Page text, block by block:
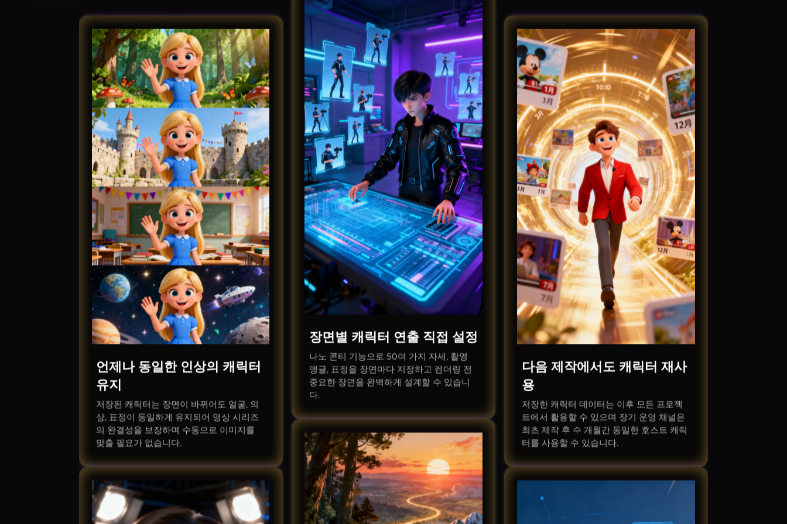
언제나 동일한 인상의 캐릭터
유지
저장된 캐릭터는 장면이 바뀌어도 얼굴, 의
상, 표정이 동일하게 유지되어 영상 시리즈
의 완결성을 보장하며 수동으로 이미지를
맞출 필요가 없습니다.
장면별 캐릭터 연출 직접 설정
나노 콘티 기능으로 50여 가지 자세, 촬영
앵글, 표정을 장면마다 지정하고 렌더링 전
중요한 장면을 완벽하게 설계할 수 있습니
다.
다음 제작에서도 캐릭터 재사
용
저장한 캐릭터 데이터는 이후 모든 프로젝
트에서 활용할 수 있으며 장기 운영 채널은
최초 제작 후 수 개월간 동일한 호스트 캐릭
터를 사용할 수 있습니다.